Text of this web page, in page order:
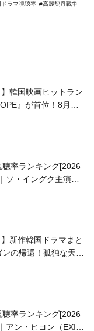
ドラマ視聴率 高麗契丹戦争
】韓国映画ヒットラン
』が首位！8月公
率ランキング[2026
ソ・イングク主演の
】新作韓国ドラマまと
の帰還！孤独な天才
率ランキング[2026
アン・ヒヨン（EXID